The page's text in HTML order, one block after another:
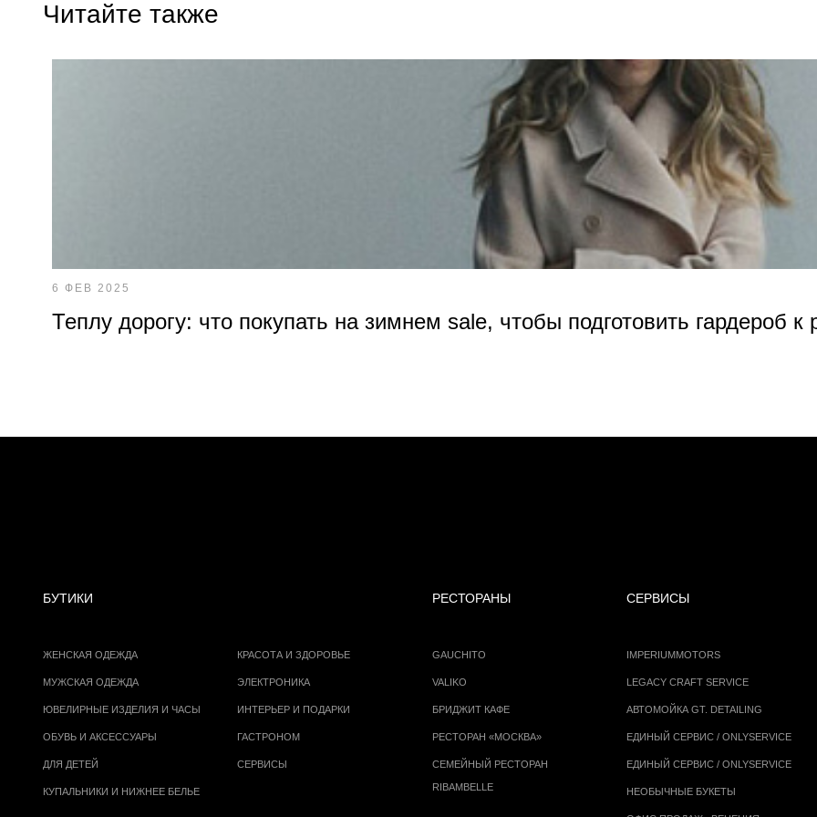
Читайте также
6 ФЕВ 2025
Теплу дорогу: что покупать на зимнем sale, чтобы подготовить гардероб к
БУТИКИ
ЖЕНСКАЯ ОДЕЖДА
МУЖСКАЯ ОДЕЖДА
ЮВЕЛИРНЫЕ ИЗДЕЛИЯ И ЧАСЫ
ОБУВЬ И АКСЕССУАРЫ
ДЛЯ ДЕТЕЙ
КУПАЛЬНИКИ И НИЖНЕЕ БЕЛЬЕ
КРАСОТА И ЗДОРОВЬЕ
ЭЛЕКТРОНИКА
ИНТЕРЬЕР И ПОДАРКИ
ГАСТРОНОМ
СЕРВИСЫ
РЕСТОРАНЫ
GAUCHITO
VALIKO
БРИДЖИТ КАФЕ
РЕСТОРАН «МОСКВА»
СЕМЕЙНЫЙ РЕСТОРАН
RIBAMBELLE
СЕРВИСЫ
IMPERIUMMOTORS
LEGACY CRAFT SERVICE
АВТОМОЙКА GT. DETAILING
ЕДИНЫЙ СЕРВИС / ONLYSERVICE
ЕДИНЫЙ СЕРВИС / ONLYSERVICE
НЕОБЫЧНЫЕ БУКЕТЫ